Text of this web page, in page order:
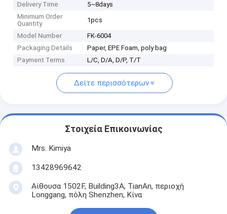
Delivery Time
5~8days
Minimum Order
Quantity
1pcs
Model Number
FK-6004
Packaging Details
Paper, EPE Foam, poly bag
Payment Terms
L/C, D/A, D/P, T/T
Δείτε περισσότερων
Στοιχεία Επικοινωνίας
Mrs. Kimiya
13428969642
Αίθουσα 1502F, Building3A, TianAn, περιοχή
Longgang, πόλη Shenzhen, Κίνα